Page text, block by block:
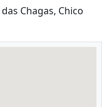
Chagas, Chico